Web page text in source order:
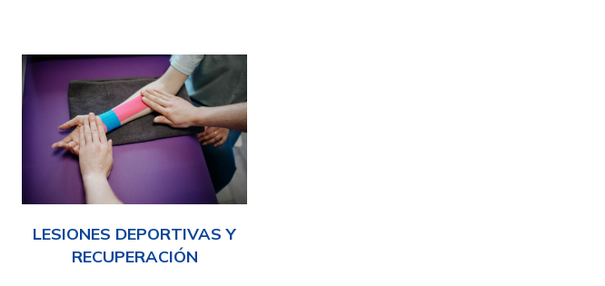
LESIONES DEPORTIVAS Y
RECUPERACIÓN